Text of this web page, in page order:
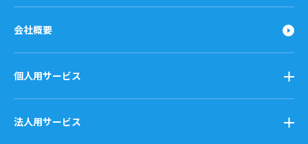
会社概要
個人用サービス
法人用サービス